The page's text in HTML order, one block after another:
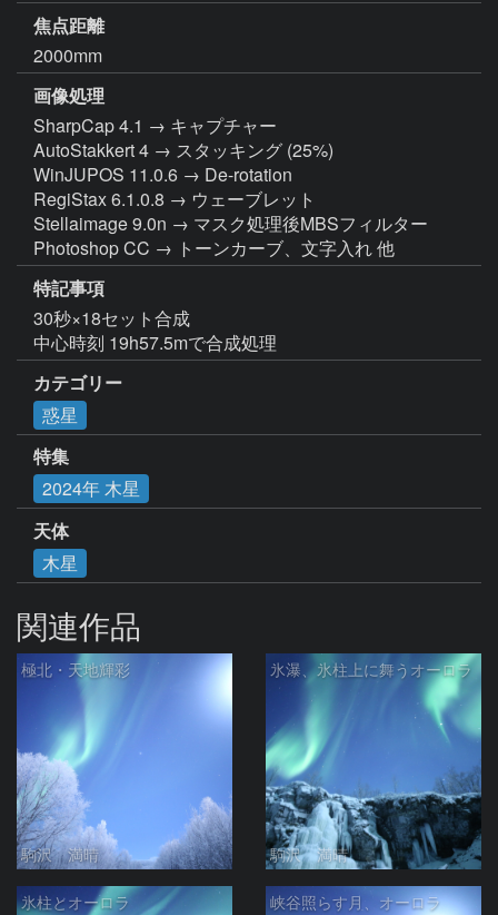
焦点距離
2000mm
画像処理
SharpCap 4.1 → キャプチャー
AutoStakkert 4 → スタッキング (25%)
WinJUPOS 11.0.6 → De-rotation
RegiStax 6.1.0.8 → ウェーブレット
Stellaimage 9.0n → マスク処理後MBSフィルター
Photoshop CC → トーンカーブ、文字入れ 他
特記事項
30秒×18セット合成
中心時刻 19h57.5mで合成処理
カテゴリー
惑星
特集
2024年 木星
天体
木星
関連作品
極北・天地輝彩
駒沢 満晴
氷瀑、氷柱上に舞うオーロラ
駒沢 満晴
氷柱とオーロラ 峡谷照らす月、オーロラ